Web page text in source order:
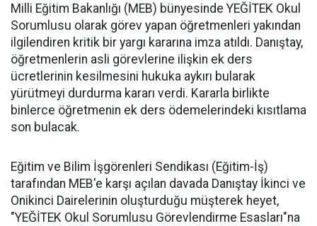
Milli Eğitim Bakanlığı (MEB) bünyesinde YEĞİTEK Okul
Sorumlusu olarak görev yapan öğretmenleri yakından
ilgilendiren kritik bir yargı kararına imza atıldı. Danıştay,
öğretmenlerin asli görevlerine ilişkin ek ders
ücretlerinin kesilmesini hukuka aykırı bularak
yürütmeyi durdurma kararı verdi. Kararla birlikte
binlerce öğretmenin ek ders ödemelerindeki kısıtlama
son bulacak.
​Eğitim ve Bilim İşgörenleri Sendikası (Eğitim-İş)
tarafından MEB'e karşı açılan davada Danıştay İkinci ve
Onikinci Dairelerinin oluşturduğu müşterek heyet,
"YEĞİTEK Okul Sorumlusu Görevlendirme Esasları"na